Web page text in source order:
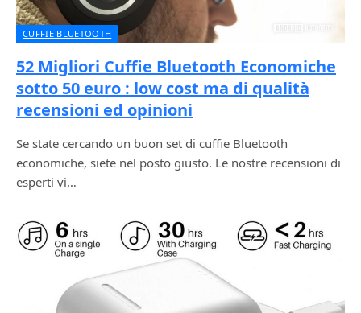
CUFFIE BLUETOOTH
52 Migliori Cuffie Bluetooth Economiche
sotto 50 euro : low cost ma di qualità
recensioni ed opinioni
Se state cercando un buon set di cuffie Bluetooth
economiche, siete nel posto giusto. Le nostre recensioni di
esperti vi…